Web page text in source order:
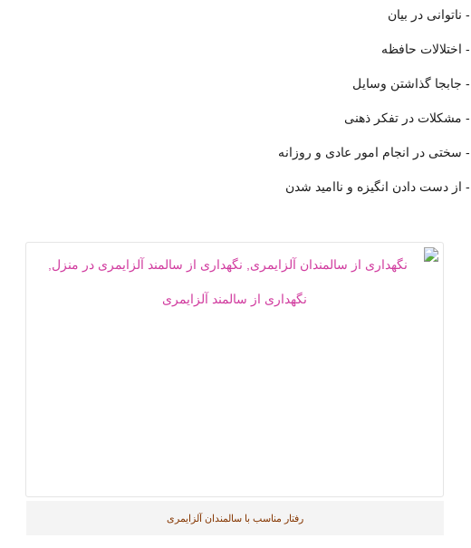
- ناتوانی در بیان
- اختلالات حافظه
- جابجا گذاشتن وسایل
- مشکلات در تفکر ذهنی
- سختی در انجام امور عادی و روزانه
- از دست دادن انگیزه و ناامید شدن
رفتار مناسب با سالمندان آلزایمری